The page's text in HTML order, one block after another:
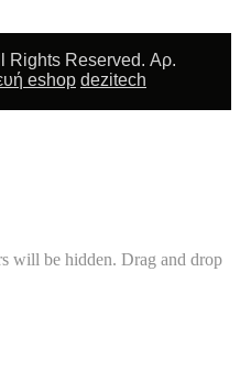
Rights Reserved. Αρ.
eshop dezitech
will be hidden. Drag and drop